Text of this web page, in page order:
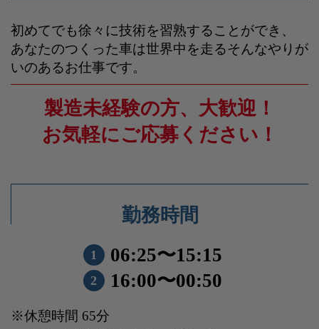
初めてでも徐々に技術を習熟することができ、
あなたのつくった車は世界中を走るそんなやりが
いのあるお仕事です。
製造未経験の方、大歓迎！
お気軽にご応募ください！
勤務時間
1 06:25〜15:15
2 16:00〜00:50
※休憩時間 65分